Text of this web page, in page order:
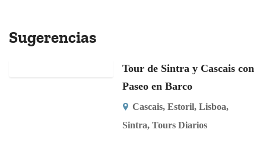
Sugerencias
Tour de Sintra y Cascais con
Paseo en Barco
Cascais, Estoril, Lisboa,
Sintra, Tours Diarios